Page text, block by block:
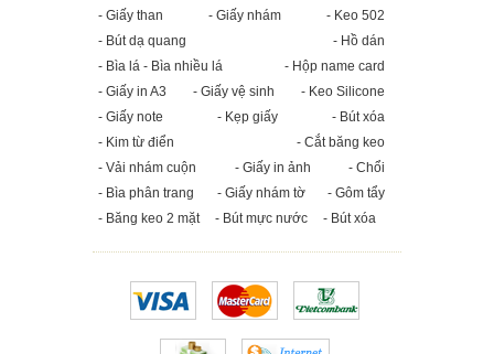
- Giấy than
- Giấy nhám
- Keo 502
- Bút dạ quang
- Hồ dán
- Bìa lá - Bìa nhiều lá
- Hộp name card
- Giấy in A3
- Giấy vệ sinh
- Keo Silicone
- Giấy note
- Kẹp giấy
- Bút xóa
- Kim từ điển
- Cắt băng keo
- Vải nhám cuộn
- Giấy in ảnh
- Chổi
- Bìa phân trang
- Giấy nhám tờ
- Gôm tẩy
- Băng keo 2 mặt
- Bút mực nước - Bút xóa